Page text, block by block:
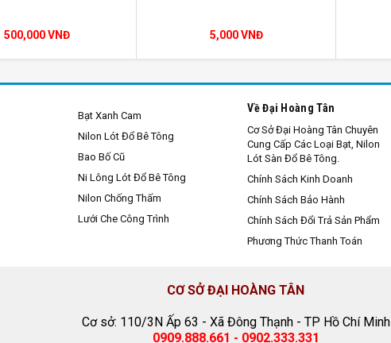
500,000 VNĐ 5,000 VNĐ
Bạt Xanh Cam
Nilon Lót Đổ Bê Tông
Bao Bố Cũ
Ni Lông Lót Đổ Bê Tông
Nilon Chống Thấm
Lưới Che Công Trình
Về Đại Hoàng Tân
Cơ Sở Đại Hoàng Tân Chuyên
Cung Cấp Các Loại Bạt, Nilon
Lót Sàn Đổ Bê Tông.
Chính Sách Kinh Doanh
Chính Sách Bảo Hành
Chính Sách Đổi Trả Sản Phẩm
Phương Thức Thanh Toán
CƠ SỞ ĐẠI HOÀNG TÂN
Cơ sở: 110/3N Ấp 63 - Xã Đông Thạnh - TP Hồ Chí Minh
0909.888.661 - 0902.333.331